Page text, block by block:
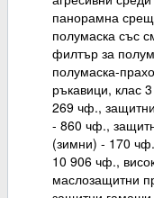
панорамна
полумаска със
филтър за
полумаска-
ръкавици, клас
269 чф.,
- 860 чф.,
(зимни) - 170
10 906 чф.,
маслозащитни